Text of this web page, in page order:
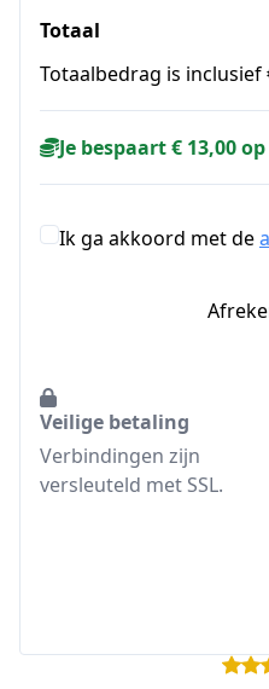
Totaal
Totaalbedrag is inclusief
Je bespaart € 13,00
Ik ga akkoord met de
Veilige betaling
Verbindingen zijn
versleuteld met SSL.